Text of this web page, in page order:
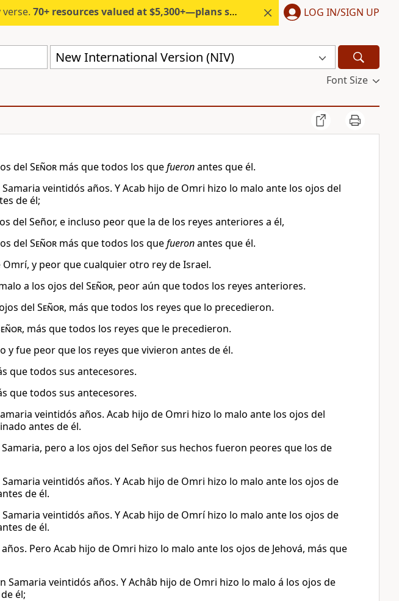
70+ resources valued at $5,300+—plans start under $6/month. LOG IN/SIGN UP
New International Version (NIV)
Font Size
del Señor más que todos los quefueronantes que él.
veintidós años. Y Acab hijo de Omri hizo lo malo ante los ojos del
de él;
del Señor, e incluso peor que la de los reyes anteriores a él,
del Señor más que todos los quefueronantes que él.
y peor que cualquier otro rey de Israel.
a los ojos del Señor, peor aún que todos los reyes anteriores.
del Señor, más que todos los reyes que lo precedieron.
, más que todos los reyes que le precedieron.
y fue peor que los reyes que vivieron antes de él.
que todos sus antecesores.
que todos sus antecesores.
veintidós años. Acab hijo de Omri hizo lo malo ante los ojos del
antes de él.
pero a los ojos del Señor sus hechos fueron peores que los de
veintidós años. Y Acab hijo de Omri hizo lo malo ante los ojos de
de él.
veintidós años. Y Acab hijo de Omrí hizo lo malo ante los ojos de
de él.
Pero Acab hijo de Omri hizo lo malo ante los ojos de Jehová, más que
Samaria veintidós años. Y Achâb hijo de Omri hizo lo malo á los ojos de
él;